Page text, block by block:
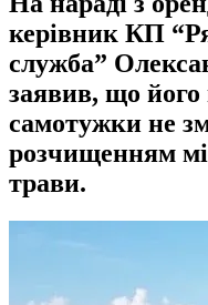
керівник КП
служба”
заявив, що його
самотужки не
розчищенням
трави.